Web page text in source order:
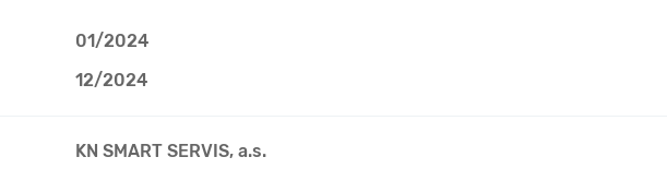
01/2024
12/2024
KN SMART SERVIS, a.s.